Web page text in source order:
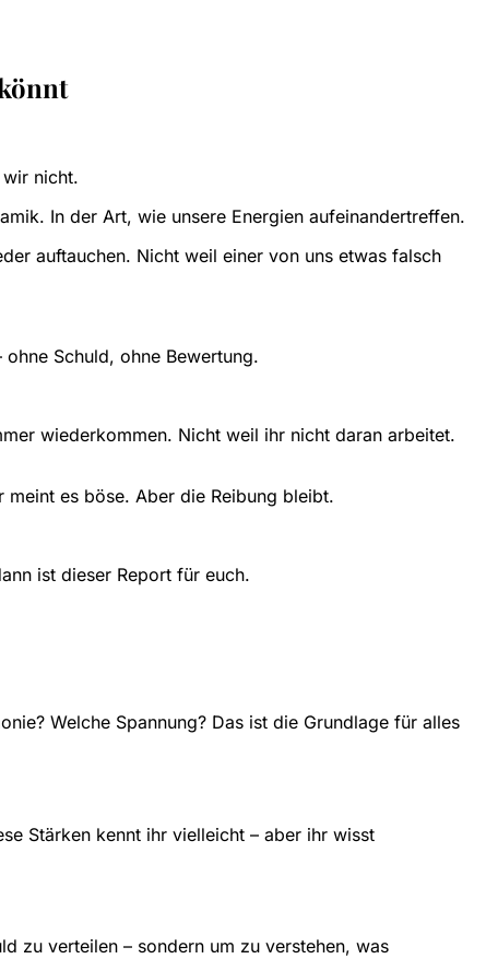
nicht.
In der Art, wie unsere Energien aufeinandertreffen.
auftauchen. Nicht weil einer von uns etwas falsch
Schuld, ohne Bewertung.
wiederkommen. Nicht weil ihr nicht daran arbeitet.
es böse. Aber die Reibung bleibt.
ist dieser Report für euch.
Welche Spannung? Das ist die Grundlage für alles
Stärken kennt ihr vielleicht – aber ihr wisst
zu verteilen – sondern um zu verstehen, was